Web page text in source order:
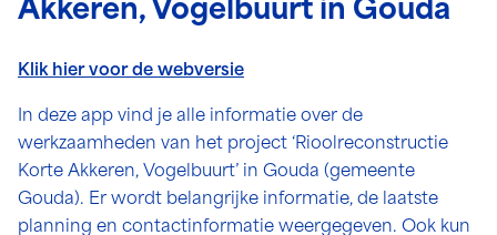
Akkeren, Vogelbuurt in Gouda
Klik hier voor de webversie
In deze app vind je alle informatie over de
werkzaamheden van het project ‘Rioolreconstructie
Korte Akkeren, Vogelbuurt’ in Gouda (gemeente
Gouda). Er wordt belangrijke informatie, de laatste
planning en contactinformatie weergegeven. Ook kun